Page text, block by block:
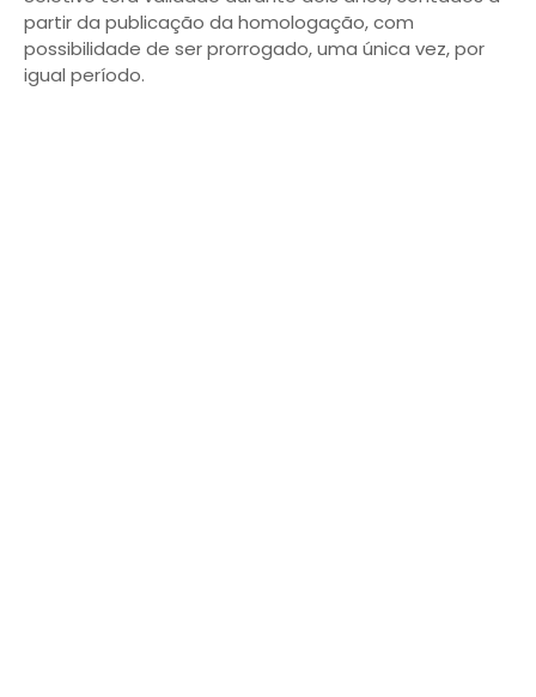
partir da publicação da homologação, com
possibilidade de ser prorrogado, uma única vez, por
igual período.